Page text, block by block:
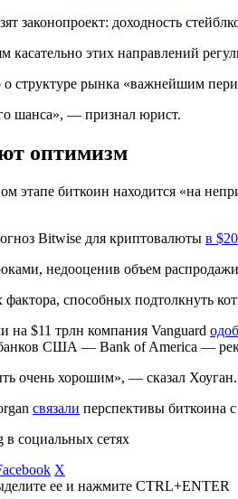
законопроект: доходность
этих направлений
о структуре рынка «важнейшим
шанса», — признал юрист.
оптимизм
этапе биткоин находится «на
Bitwise для криптовалюты в
недооценив объем
способных подтолкнуть
на $11 трлн компания Vanguard
США — Bank of America —
очень хорошим», — сказал Хоуган.
связали перспективы биткоина
социальных сетях
X
ее и нажмите CTRL+ENTER